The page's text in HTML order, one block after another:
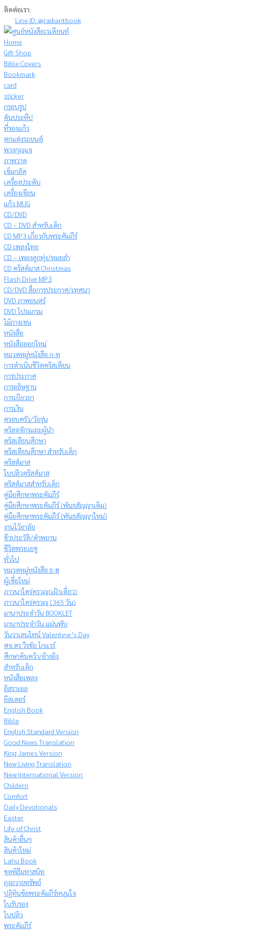
Skip
content
ติดต่อเรา:
Line ID: @radiantbook
Home
Gift Shop
Bible Covers
Bookmark
card
sticker
กรอบรูป
คันประทีป
ที่รองแก้ว
ตกแต่งรถยนต์
พวงกุญแจ
ภาพวาด
เข็มกลัด
เครื่องประดับ
เครื่องเขียน
แก้ว MUG
CD/DVD
CD – DVD สำหรับเด็ก
CD MP3 เกี่ยวกับพระคัมภีร์
CD เพลงไทย
CD – เพลงลูกทุ่ง/หมอลำ
CD คริสต์มาส Christmas
Flash Drive MP3
CD/DVD สื่อการประกาศ/เทศนา
DVD ภาพยนตร์
DVD โปรแกรม
ไม้กางเขน
หนังสือ
หนังสือออกใหม่
หมวดหมู่หนังสือ ก-ท
การดำเนินชีวิตคริสเตียน
การประกาศ
การอธิษฐาน
การเยียวยา
การเงิน
ครอบครัว/วัยรุ่น
คริสตจักรและผู้นำ
คริสเตียนศึกษา
คริสเตียนศึกษา สำหรับเด็ก
คริสต์มาส
ใบปลิวคริสต์มาส
คริสต์มาสสำหรับเด็ก
คู่มือศึกษาพระคัมภีร์
คู่มือศึกษาพระคัมภีร์ (พันธสัญญาเดิม)
คู่มือศึกษาพระคัมภีร์ (พันธสัญญาใหม่)
งานไว้อาลัย
ชีวประวัติ/คำพยาน
ชีวิตพระเยซู
ทั่วไป
หมวดหมู่หนังสือ ธ-ฮ
ผู้เชื่อใหม่
ภาวนาใคร่ครวญ(เฝ้าเดี่ยว)
ภาวนาใคร่ครวญ (365 วัน)
มานาประจำวัน BOOKLET
มานาประจำวัน แผ่นพับ
วันวาเลนไทน์ Valentine’s Day
ศจ.ดร.วีรชัย โกแวร์
ศึกษาค้นคว้า/อ้างอิง
สำหรับเด็ก
หนังสือเพลง
อิสราเอล
อีสเตอร์
English Book
Bible
English Standard Version
Good News Translation
King James Version
New Living Translation
New International Version
Childern
Comfort
Daily Devotionals
Easter
Life of Christ
สินค้าอื่นๆ
สินค้าใหม่
Lahu Book
ชุดพิธีมหาสนิท
ถุงถวายทรัพย์
ปฏิทินข้อพระคัมภีร์หนุนใจ
ใบรับรอง
ใบปลิว
พระคัมภีร์